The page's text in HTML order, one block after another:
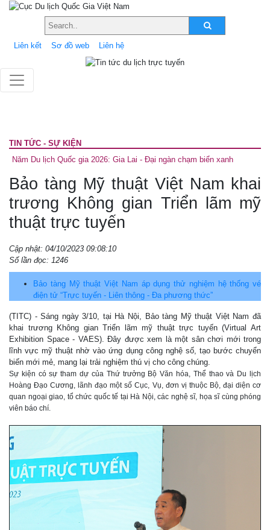
Liên kết Sơ đồ web Liên hệ
TIN TỨC - SỰ KIỆN
Năm Du lịch Quốc gia 2026: Gia Lai - Đại ngàn chạm biển xanh
Bảo tàng Mỹ thuật Việt Nam khai
trương Không gian Triển lãm mỹ
thuật trực tuyến
Cập nhật: 04/10/2023 09:08:10
Số lần đọc: 1246
Bảo tàng Mỹ thuật Việt Nam áp dụng thử nghiệm hệ thống vé
điện tử “Trực tuyến - Liên thông - Đa phương thức”
(TITC) - Sáng ngày 3/10, tại Hà Nội, Bảo tàng Mỹ thuật Việt Nam đã
khai trương Không gian Triển lãm mỹ thuật trực tuyến (Virtual Art
Exhibition Space - VAES). Đây được xem là một sân chơi mới trong
lĩnh vực mỹ thuật nhờ vào ứng dụng công nghệ số, tạo bước chuyển
biến mới mẻ, mang lại trải nghiệm thú vị cho công chúng.
Sự kiện có sự tham dự của Thứ trưởng Bộ Văn hóa, Thể thao và Du lịch
Hoàng Đạo Cương, lãnh đạo một số Cục, Vụ, đơn vị thuộc Bộ, đại diện cơ
quan ngoại giao, tổ chức quốc tế tại Hà Nội, các nghệ sĩ, họa sĩ cùng phóng
viên báo chí.